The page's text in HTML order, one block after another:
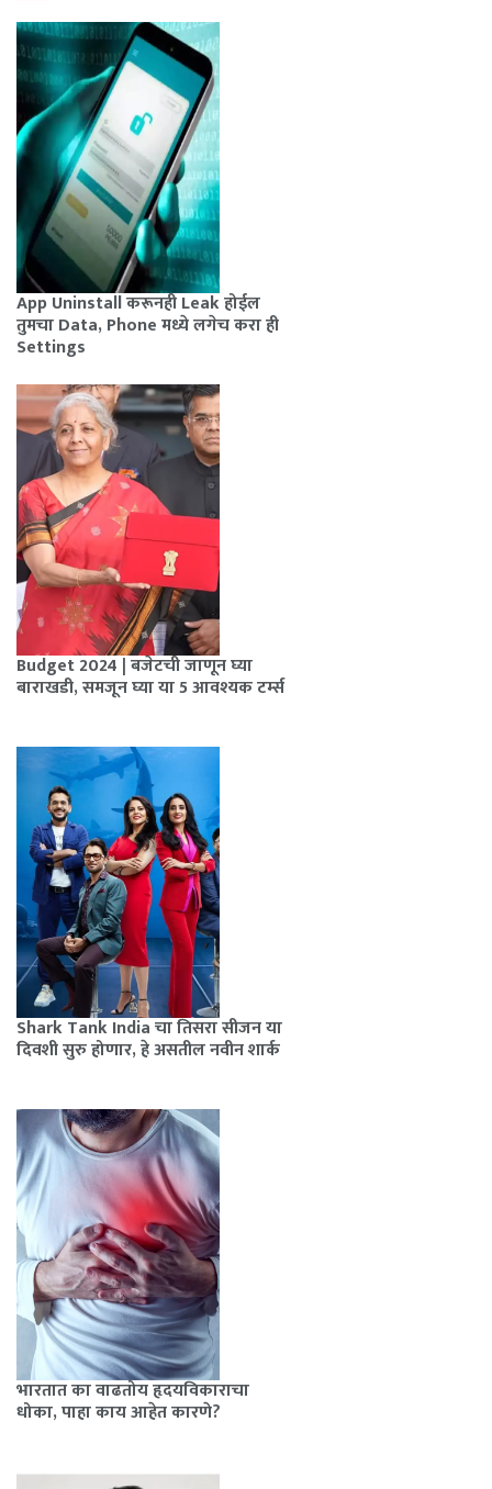
App Uninstall करूनही Leak होईल
तुमचा Data, Phone मध्ये लगेच करा ही
Settings
Budget 2024 | बजेटची जाणून घ्या
बाराखडी, समजून घ्या या 5 आवश्यक टर्म्स
Shark Tank India चा तिसरा सीजन या
दिवशी सुरु होणार, हे असतील नवीन शार्क
भारतात का वाढतोय हृदयविकाराचा
धोका, पाहा काय आहेत कारणे?